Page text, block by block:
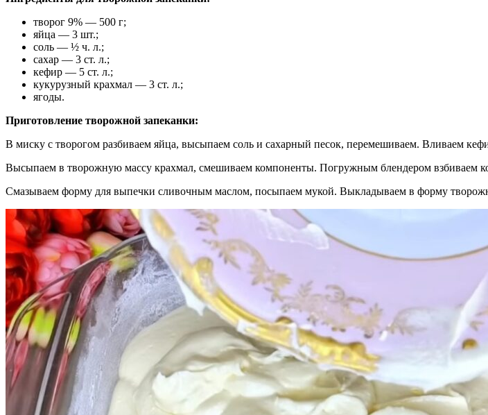
творог 9% — 500 г;
яйца — 3 шт.;
соль — ½ ч. л.;
сахар — 3 ст. л.;
кефир — 5 ст. л.;
кукурузный крахмал — 3 ст. л.;
ягоды.
Приготовление творожной запеканки:
В миску с творогом разбиваем яйца, высыпаем соль и сахарный песок, перемешиваем. Вливаем
Высыпаем в творожную массу крахмал, смешиваем компоненты. Погружным блендером взбиваем
Смазываем форму для выпечки сливочным маслом, посыпаем мукой. Выкладываем в форму